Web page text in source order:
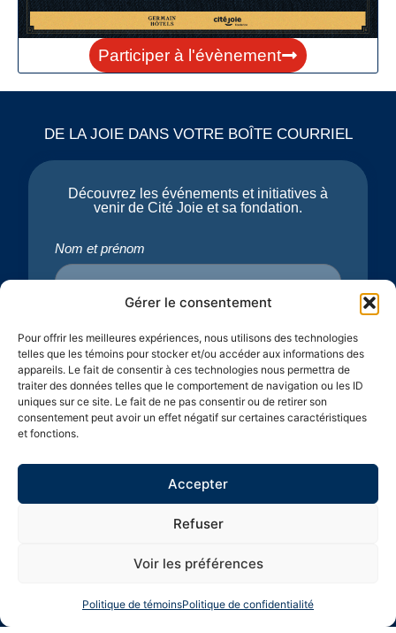
Gérer le consentement
Pour offrir les meilleures expériences, nous utilisons des technologies
telles que les témoins pour stocker et/ou accéder aux informations des
appareils. Le fait de consentir à ces technologies nous permettra de
traiter des données telles que le comportement de navigation ou les ID
uniques sur ce site. Le fait de ne pas consentir ou de retirer son
consentement peut avoir un effet négatif sur certaines caractéristiques
et fonctions.
Accepter
Refuser
Voir les préférences
Politique de témoinsPolitique de confidentialité
Participer à l'évènement
DE LA JOIE DANS VOTRE BOÎTE COURRIEL
Découvrez les événements et initiatives à
venir de Cité Joie et sa fondation.
Nom et prénom
Je m'inscris
Contactez-
28, chemin des
Cascades Lac-
Propulsé par MiitemsTous droits réservés 2026